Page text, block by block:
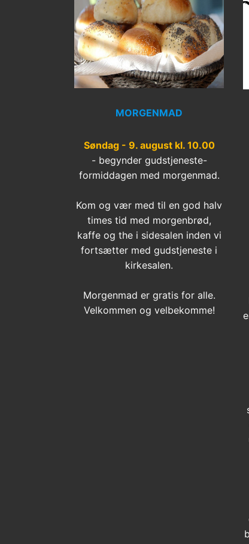
MORGENMAD
Søndag - 9. august kl. 10.00
- begynder gudstjeneste-
formiddagen med morgenmad.
Kom og vær med til en god halv
times tid med morgenbrød,
kaffe og the i sidesalen inden vi
fortsætter med gudstjeneste i
kirkesalen.
Morgenmad er gratis for alle.
Velkommen og velbekomme!